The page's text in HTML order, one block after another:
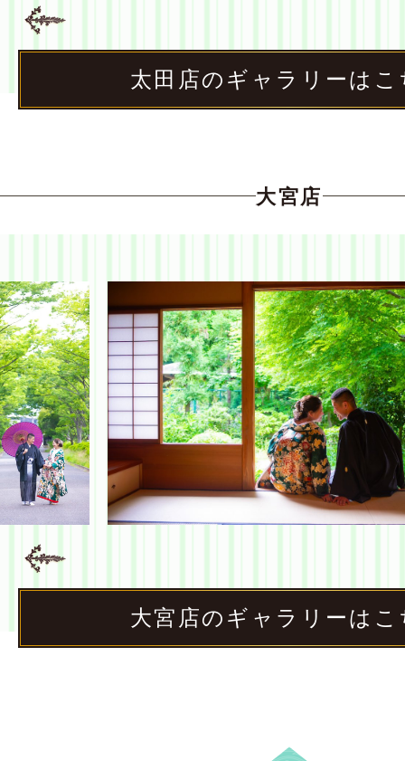
太田店のギャラリーは
大宮店
大宮店のギャラリーは